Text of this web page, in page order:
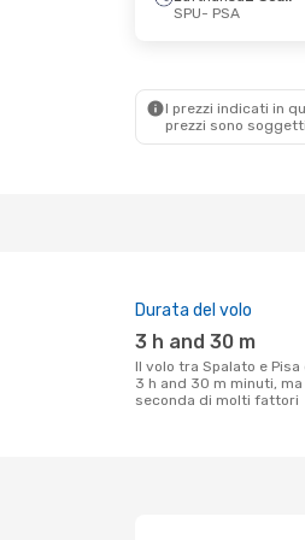
SPU- PSA
I prezzi indicati in
prezzi sono
Durata del volo
3 h and 30 m
Il volo tra Spalato e Pisa dura, in media,
3 h and 30 m minuti,
seconda di molti fattori